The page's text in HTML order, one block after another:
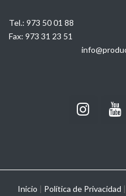
Tel.: 973 50 01 88
Fax: 973 31 23 51
Inicio | Política de Privacidad |